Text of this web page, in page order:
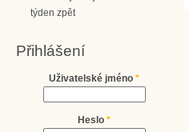
týden zpět
Přihlášení
Uživatelské jméno *
Heslo *